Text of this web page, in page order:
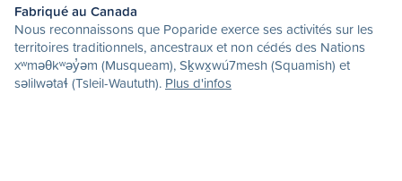
Fabriqué au Canada
Nous reconnaissons que Poparide exerce ses activités sur les
territoires traditionnels, ancestraux et non cédés des Nations
xʷməθkʷəy̓əm (Musqueam), Sḵwx̱wú7mesh (Squamish) et
səlilwətaɬ (Tsleil-Waututh). Plus d'infos